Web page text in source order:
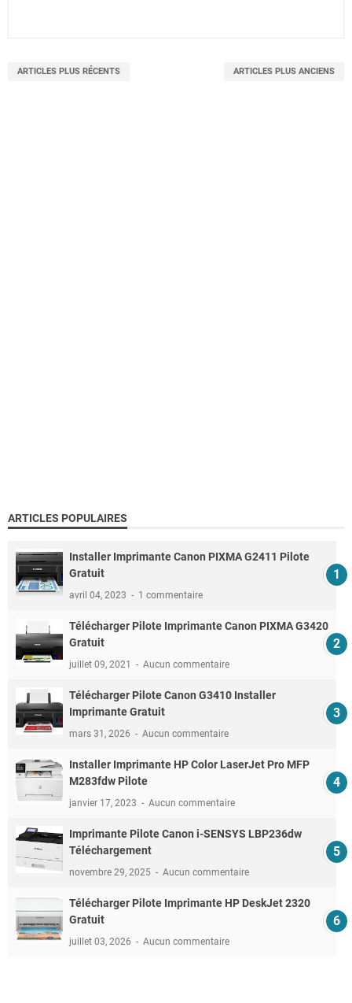
ARTICLES PLUS RÉCENTS ARTICLES PLUS ANCIENS
ARTICLES POPULAIRES
Installer Imprimante Canon PIXMA G2411 Pilote
Gratuit
avril 04, 2023 1 commentaire
Télécharger Pilote Imprimante Canon PIXMA G3420
Gratuit
juillet 09, 2021 Aucun commentaire
Télécharger Pilote Canon G3410 Installer
Imprimante Gratuit
mars 31, 2026 Aucun commentaire
Installer Imprimante HP Color LaserJet Pro MFP
M283fdw Pilote
janvier 17, 2023 Aucun commentaire
Imprimante Pilote Canon i-SENSYS LBP236dw
Téléchargement
novembre 29, 2025 Aucun commentaire
Télécharger Pilote Imprimante HP DeskJet 2320
Gratuit
juillet 03, 2026 Aucun commentaire